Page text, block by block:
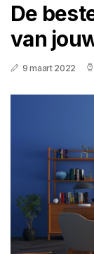
De
van
9 maart 2022